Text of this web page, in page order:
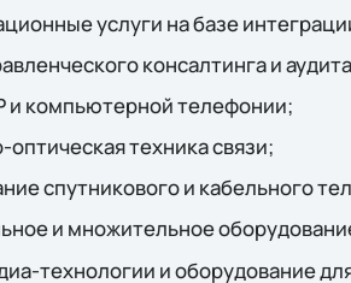
услуги на базе
консалтинга и
и компьютерной телефонии;
техника связи;
спутникового и кабельного
и множительное
технологии и оборудование